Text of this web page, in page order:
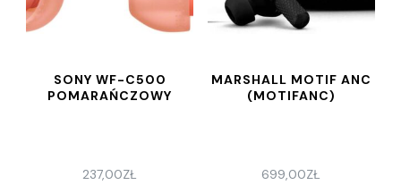
SONY WF-C500
POMARAŃCZOWY
237,00ZŁ
MARSHALL MOTIF ANC
(MOTIFANC)
699,00ZŁ